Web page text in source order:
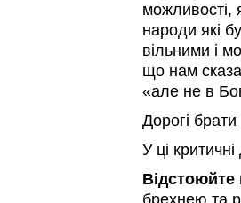
можливості,
народи які
вільними і
що нам
«але не в
Дорогі брати
У ці
Відстоюйте